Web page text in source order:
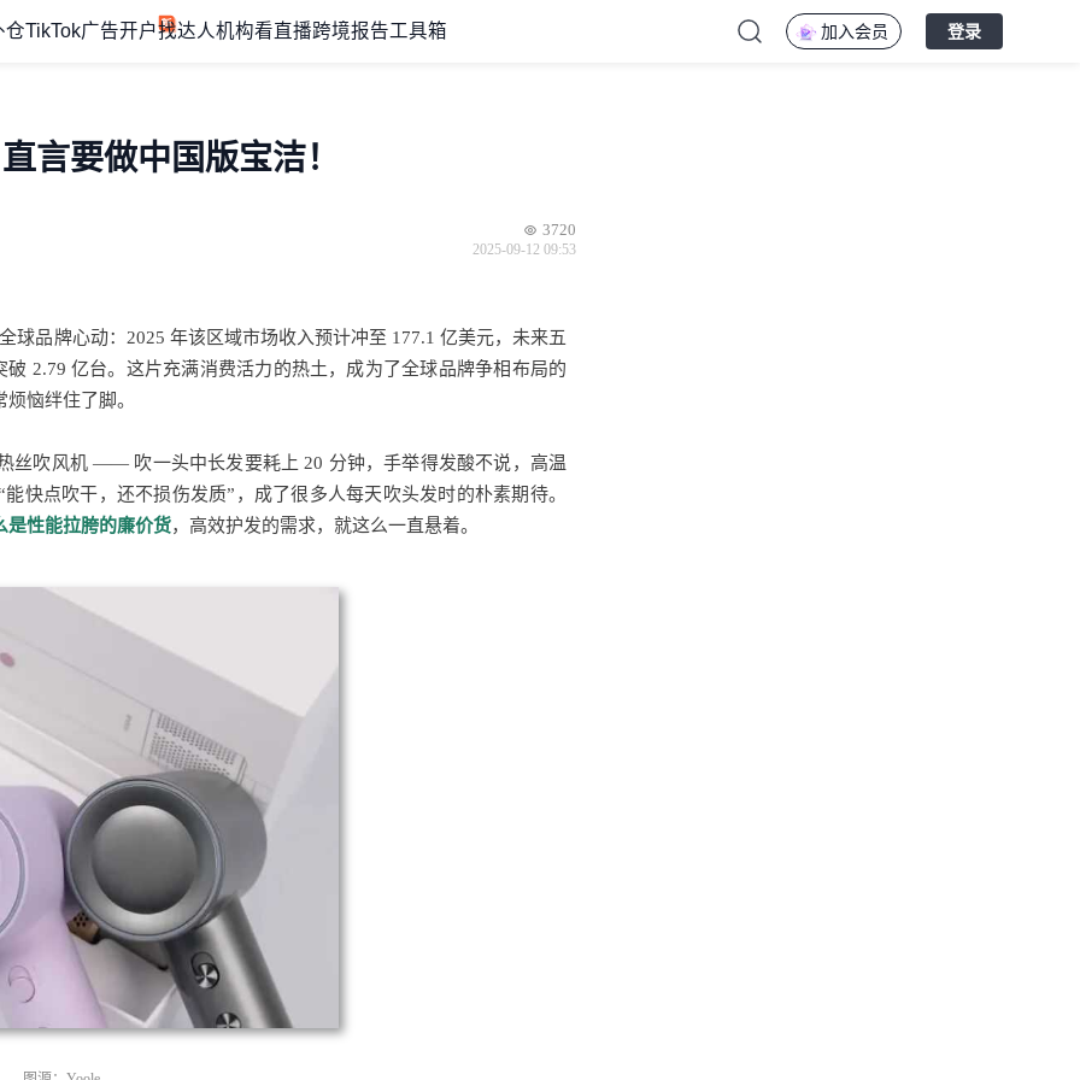
仓TikTok广告开户找达人机构看直播跨境报告工具箱 加入会员 登录
言要做中国版宝洁！
3720
2025-09-12 09:53
球品牌心动： 2025 年该区域市场收入预计冲至 177.1 亿美元，未来五
2.79 亿台。 这片充满消费活力的热土，成为了全球品牌争相布局的
恼绊住了脚。
丝吹风机 —— 吹一头中长发要耗上 20 分钟，手举得发酸不说，高温
快点吹干，还不损伤发质”，成了很多人每天吹头发时的朴素期待。
是性能拉胯的廉价货，高效护发的需求，就这么一直悬着。